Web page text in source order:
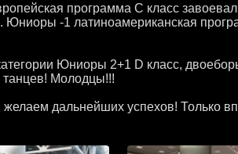
программа С класс
-1 латиноамериканская
Юниоры 2+1 D класс,
танцев! Молодцы!!!
дальнейших успехов! Только